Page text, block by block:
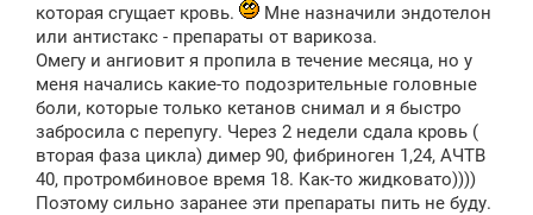
которая сгущает кровь.
Мне назначили эндотелон
или антистакс - препараты от варикоза.
Омегу и ангиовит я пропила в течение месяца, но у
меня начались какие-то подозрительные головные
боли, которые только кетанов снимал и я быстро
забросила с перепугу. Через 2 недели сдала кровь (
вторая фаза цикла) димер 90, фибриноген 1,24, АЧТВ
40, протромбиновое время 18. Как-то жидковато))))
Поэтому сильно заранее эти препараты пить не буду.